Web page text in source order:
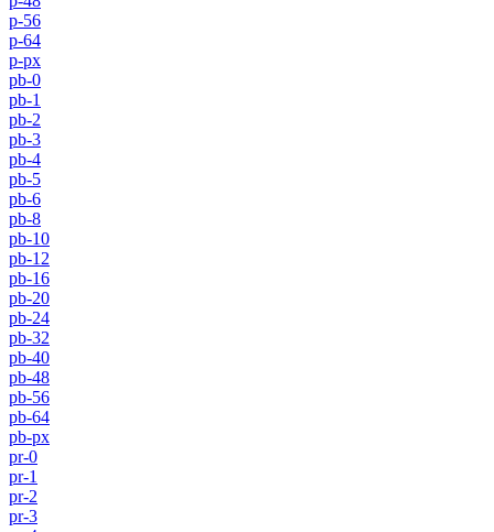
p-56
p-64
p-px
pb-0
pb-1
pb-2
pb-3
pb-4
pb-5
pb-6
pb-8
pb-10
pb-12
pb-16
pb-20
pb-24
pb-32
pb-40
pb-48
pb-56
pb-64
pb-px
pr-0
pr-1
pr-2
pr-3